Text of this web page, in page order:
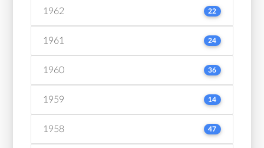
1962 22
1961 24
1960 36
1959 14
1958 47